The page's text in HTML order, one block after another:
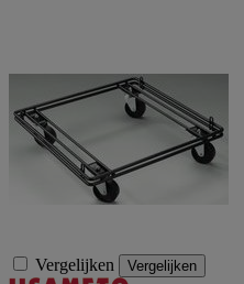
Vergelijken Vergelijken